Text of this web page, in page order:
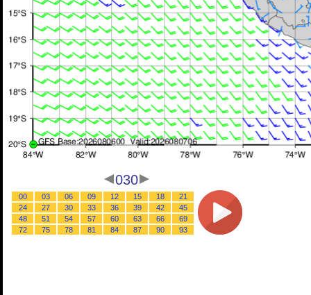
030
00 03 06 09 12 15 18
21
24
27 30 33 36 39 42
45
48
51 54 57 60 63 66
69
72
75 78 81 84 87 90 93